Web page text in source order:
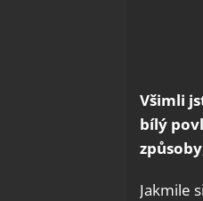
Všimli
bílý
Jakmile